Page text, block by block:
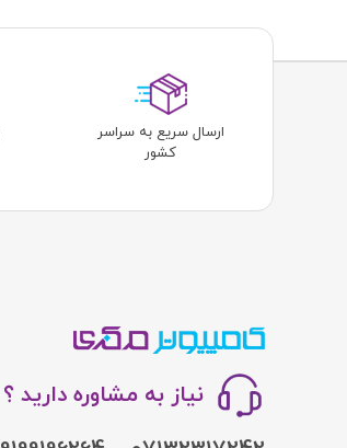
ارسال سریع به سراسر
کشور
نیاز به مشاوره دارید ؟